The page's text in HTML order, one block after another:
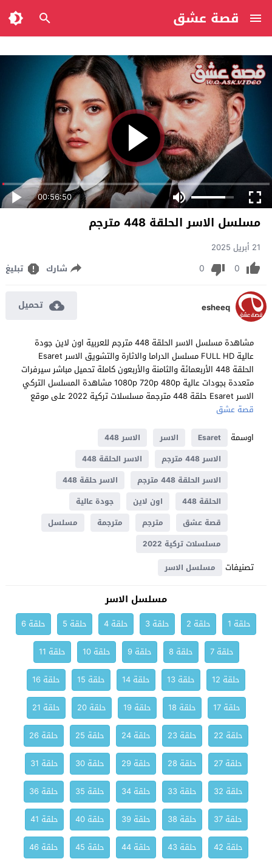
قصة عشق
00:56:50
مسلسل الاسر الحلقة 448 مترجم
21 أبريل 2025
0
0 شارك تبليغ
esheeq تحميل
مشاهدة مسلسل الاسر الحلقة 448 مترجم للعربية اون لاين جودة
عالية FULL HD مسلسل الدراما والاثارة والتشويق الاسر Esaret
الحلقة 448 الأربعمائة والثامنة والأربعون كاملة تحميل مباشر سيرفرات
متعددة بجودات عالية 1080p 720p 480p مشاهدة المسلسل التركي
الاسر Esaret حلقة 448 مترجمة مسلسلات تركية 2022 على موقع
قصة عشق
اوسمة
Esaret الاسر
الاسر 448
الاسر 448 مترجم
الاسر الحلقة 448
الاسر الحلقة 448 مترجم
الاسر حلقة 448
الحلقة 448
اون لاين
جودة عالية
قصة عشق
مترجم مترجمة
مسلسل
مسلسلات تركية 2022
تصنيفات مسلسل الاسر
مسلسل الاسر
حلقة 1 حلقة 2 حلقة 3 حلقة 4 حلقة 5
حلقة 6
حلقة 7
حلقة 8 حلقة 9 حلقة 10
حلقة 11
حلقة 12
حلقة 13 حلقة 14 حلقة 15
حلقة 16
حلقة 17
حلقة 18 حلقة 19 حلقة 20
حلقة 21
حلقة 22
حلقة 23 حلقة 24 حلقة 25
حلقة 26
حلقة 27
حلقة 28 حلقة 29 حلقة 30
حلقة 31
حلقة 32
حلقة 33 حلقة 34 حلقة 35
حلقة 36
حلقة 37
حلقة 38 حلقة 39 حلقة 40
حلقة 41
حلقة 42
حلقة 43 حلقة 44 حلقة 45
حلقة 46